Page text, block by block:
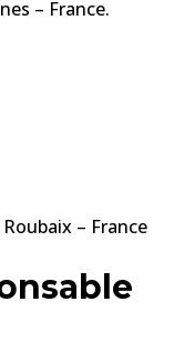
– France.
– France